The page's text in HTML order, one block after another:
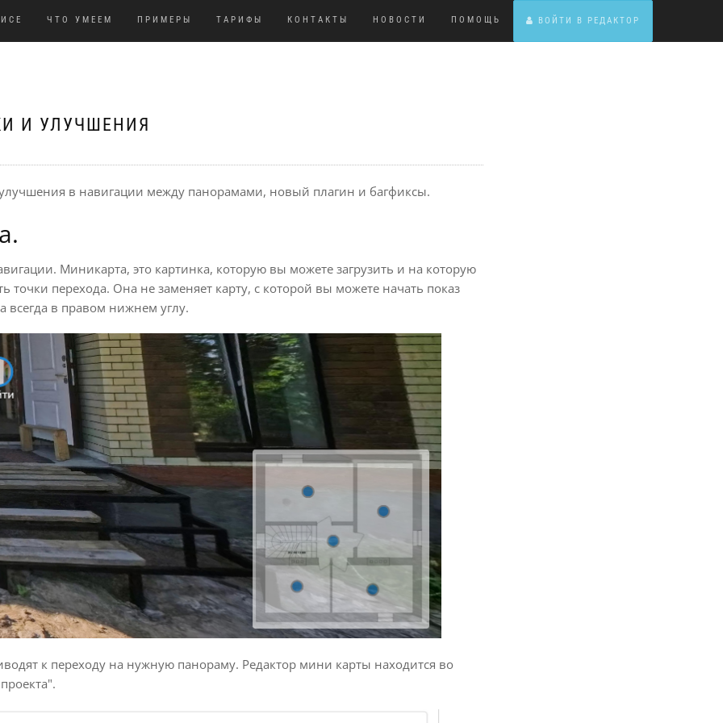
ЧТО УМЕЕМ ПРИМЕРЫ ТАРИФЫ КОНТАКТЫ НОВОСТИ ПОМОЩЬ ВОЙТИ В РЕДАКТОР
И УЛУЧШЕНИЯ
в навигации между панорамами, новый плагин и багфиксы.
Миникарта, это картинка, которую вы можете загрузить и на которую
точки перехода. Она не заменяет карту, с которой вы можете начать показ
всегда в правом нижнем углу.
к переходу на нужную панораму. Редактор мини карты находится во